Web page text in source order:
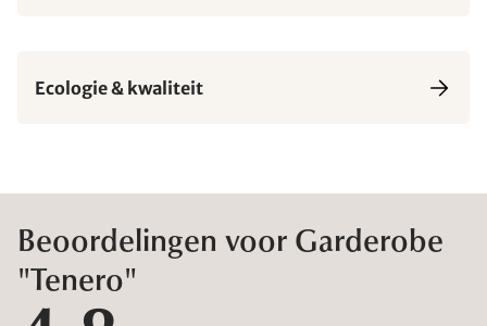
Ecologie & kwaliteit
Beoordelingen voor Garderobe
"Tenero"